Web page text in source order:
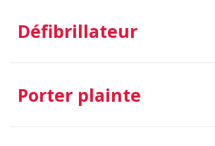
Défibrillateur
Porter plainte